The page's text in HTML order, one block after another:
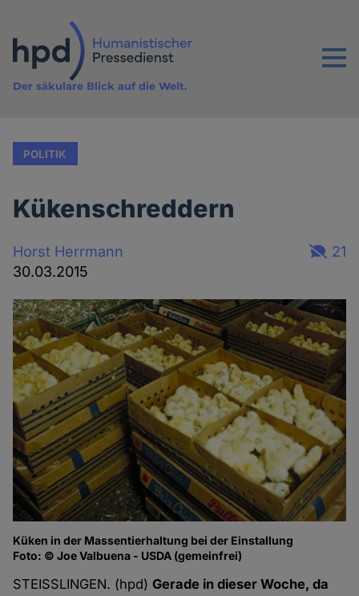
Inhalt
Menu
Der säkulare Blick auf die Welt.
POLITIK
Kükenschreddern
Horst Herrmann
30.03.2015
21
Küken in der Massentierhaltung bei der Einstallung
Foto: © Joe Valbuena - USDA (gemeinfrei)
STEISSLINGEN. (hpd)Gerade in dieser Woche, da